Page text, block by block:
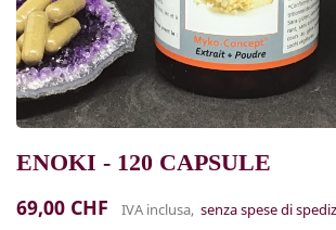
ENOKI - 120 CAPSULE
69,00 CHF IVA inclusa, senza spese di